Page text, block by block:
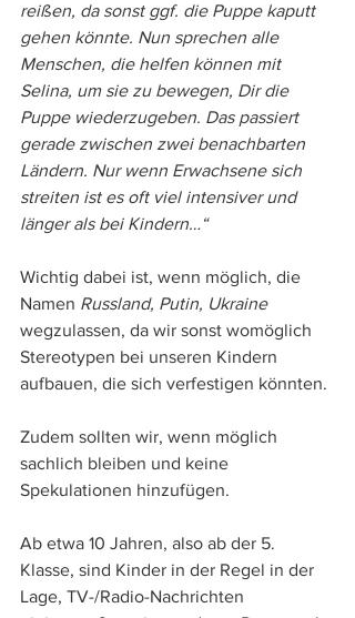
reißen, da sonst ggf. die Puppe kaputt
gehen könnte. Nun sprechen alle
Menschen, die helfen können mit
Selina, um sie zu bewegen, Dir die
Puppe wiederzugeben. Das passiert
gerade zwischen zwei benachbarten
Ländern. Nur wenn Erwachsene sich
streiten ist es oft viel intensiver und
länger als bei Kindern…“
Wichtig dabei ist, wenn möglich, die
Namen Russland, Putin, Ukraine
wegzulassen, da wir sonst womöglich
Stereotypen bei unseren Kindern
aufbauen, die sich verfestigen könnten.
Zudem sollten wir, wenn möglich
sachlich bleiben und keine
Spekulationen hinzufügen.
Ab etwa 10 Jahren, also ab der 5.
Klasse, sind Kinder in der Regel in der
Lage, TV-/Radio-Nachrichten